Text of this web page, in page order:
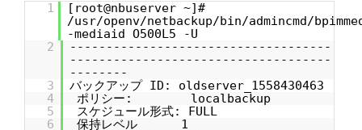
1
[root@nbuserver ~]#
/usr/openv/netbackup/bin/admincmd/
-mediaid O500L5 -U
2
------------------------------------
------------------------------------
--------
3
バックアップ ID: oldserver_1558430463
4
ポリシー: localbackup
5
スケジュール形式: FULL
6
保持レベル 1